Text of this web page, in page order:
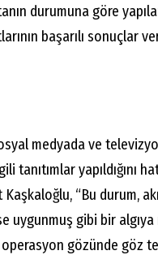
durumuna göre
başarılı sonuçlar
medyada ve
tanıtımlar yapıldığını
“Bu durum,
uygunmuş gibi bir algıya
gözünde göz